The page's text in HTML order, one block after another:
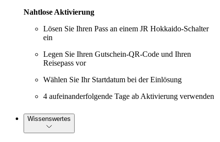
Nahtlose Aktivierung
Lösen Sie Ihren Pass an einem JR Hokkaido-Schalter
ein
Legen Sie Ihren Gutschein-QR-Code und Ihren
Reisepass vor
Wählen Sie Ihr Startdatum bei der Einlösung
4 aufeinanderfolgende Tage ab Aktivierung verwenden
Wissenswertes